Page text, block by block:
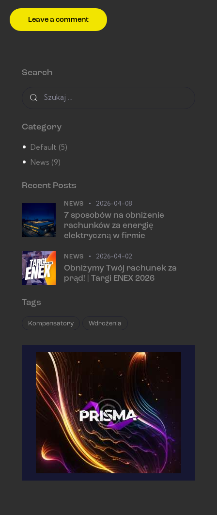
Search
Category
Default (5)
News (9)
Recent Posts
NEWS 2026-04-08
7 sposobów na obniżenie
rachunków za energię
elektryczną w firmie
NEWS 2026-04-02
Obniżymy Twój rachunek za
prąd! | Targi ENEX 2026
Tags
Kompensatory Wdrożenia